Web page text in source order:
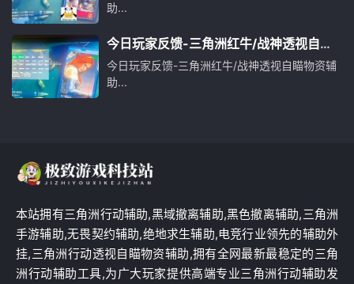
助...
今日玩家反馈-三角洲红牛/战神透视自瞄
物资辅助
今日玩家反馈-三角洲红牛/战神透视自瞄物资辅
助...
本站拥有三角洲行动辅助,黑域撤离辅助,黑色撤离辅助,三角洲
手游辅助,无畏契约辅助,绝地求生辅助,电竞行业领先的辅助外
挂,三角洲行动透视自瞄物资辅助,拥有全网最新最稳定的三角
洲行动辅助工具,为广大玩家提供高端专业三角洲行动辅助发